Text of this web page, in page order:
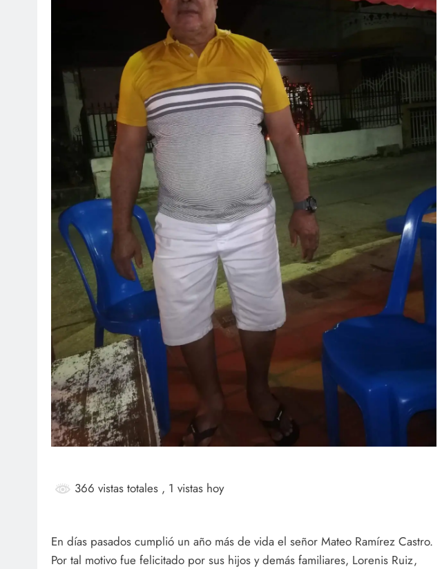
366 vistas totales , 1 vistas hoy
En días pasados cumplió un año más de vida el señor Mateo Ramírez Castro.
Por tal motivo fue felicitado por sus hijos y demás familiares, Lorenis Ruiz,
¡Feliz cumpleaños para doña
Marta Luz López!
junio 27, 2026